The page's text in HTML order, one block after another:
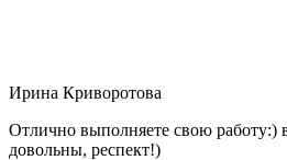
Ирина Криворотова
Отлично выполняете свою работу:)
довольны, респект!)